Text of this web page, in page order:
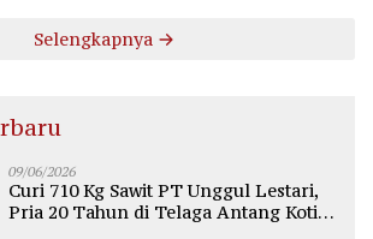
Selengkapnya
09/06/2026
Curi 710 Kg Sawit PT Unggul Lestari,
Pria 20 Tahun di Telaga Antang Kotim